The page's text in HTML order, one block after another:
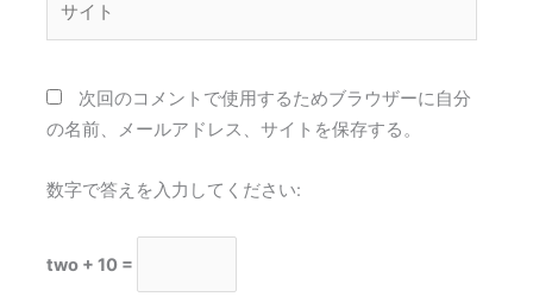
次回のコメントで使用するためブラウザーに自分
の名前、メールアドレス、サイトを保存する。
数字で答えを入力してください:
two + 10 =